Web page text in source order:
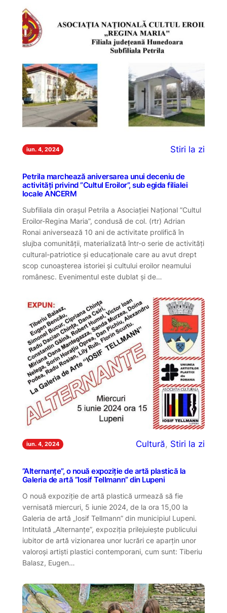
iun. 4, 2024 Stiri la zi
Petrila marchează aniversarea unui deceniu de
activități privind ”Cultul Eroilor”, sub egida filialei
locale ANCERM
Subfiliala din orașul Petrila a Asociației Național ”Cultul
Eroilor-Regina Maria”, condusă de col. (rtr) Adrian
Ronai aniversează 10 ani de activitate prolifică în
slujba comunității, materializată într-o serie de activități
cultural-patriotice și educaționale care au avut drept
scop cunoașterea istoriei și cultului eroilor neamului
românesc. Evenimentul este dublat și de…
iun. 4, 2024 Cultură, Stiri la zi
”Alternanțe”, o nouă expoziție de artă plastică la
Galeria de artă ”Iosif Tellmann” din Lupeni
O nouă expoziție de artă plastică urmează să fie
vernisată miercuri, 5 iunie 2024, de la ora 15,00 la
Galeria de artă „Iosif Tellmann” din municipiul Lupeni.
Intitulată „Alternanțe”, expoziția prilejuiește publicului
iubitor de artă vizionarea unor lucrări ce aparțin unor
valoroși artiști plastici contemporani, cum sunt: Tiberiu
Balasz, Eugen…